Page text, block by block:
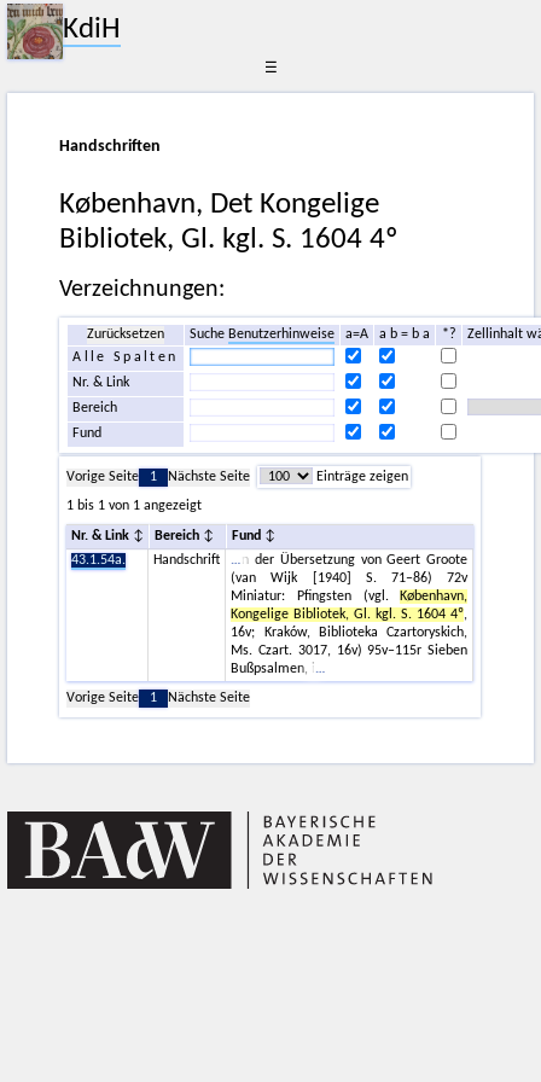
KdiH
☰
Handschriften
København, Det Kongelige
Bibliotek, Gl. kgl. S. 1604 4º
Verzeichnungen:
Zurücksetzen SucheBenutzerhinweise a=A a b = b a *?
Zellinhalt
Alle Spalten
Nr. & Link
Bereich
Fund
Vorige Seite 1 Nächste Seite
Einträge zeigen
1 bis 1 von 1 angezeigt
Nr. & Link Bereich
Fund
43.1.54a.
Handschrift
n der Übersetzung von Geert Groote
(van Wijk [1940] S. 71–86) 72v
Miniatur: Pfingsten (vgl. København,
Kongelige Bibliotek, Gl. kgl. S. 1604 4º,
16v; Kraków, Biblioteka Czartoryskich,
Ms. Czart. 3017, 16v) 95v–115r Sieben
Bußpsalmen, i
Vorige Seite
1 Nächste Seite